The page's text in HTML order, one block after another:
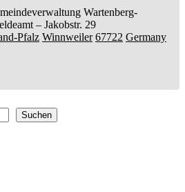
Wartenberg-
– Jakobstr. 29
Pfalz Winnweiler 67722 Germany
Suchen